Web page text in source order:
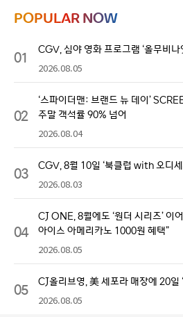
POPULAR NOW
01 CGV, 심야 영화 프로그램 ‘올무비
2026.08.05
02
‘스파이더맨: 브랜드 뉴 데이’
주말 객석률 90% 넘어
2026.08.04
03 CGV, 8월 10일 ‘북클럽 with 오디세
2026.08.03
04
CJ ONE, 8월에도 ‘원더 시리즈’ 이
아이스 아메리카노 1000원 혜택”
2026.08.05
05 CJ올리브영, 美 세포라 매장에 20일
2026.08.05